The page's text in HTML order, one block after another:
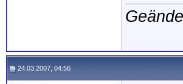
24.03.2007, 04:56